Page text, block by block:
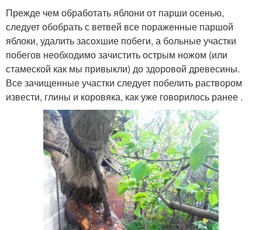
Прежде чем обработать яблони от парши осенью,
следует обобрать с ветвей все пораженные паршой
яблоки, удалить засохшие побеги, а больные участки
побегов необходимо зачистить острым ножом (или
стамеской как мы привыкли) до здоровой древесины.
Все зачищенные участки следует побелить раствором
извести, глины и коровяка, как уже говорилось ранее .